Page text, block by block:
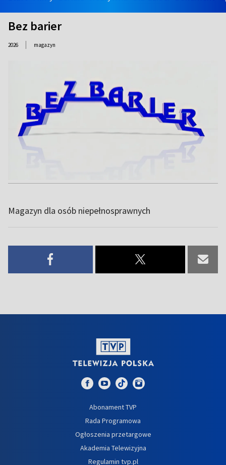
Bez barier
2026 | magazyn
Magazyn dla osób niepełnosprawnych
Abonament TVP
Rada Programowa
Ogłoszenia przetargowe
Akademia Telewizyjna
Regulamin tvp.pl